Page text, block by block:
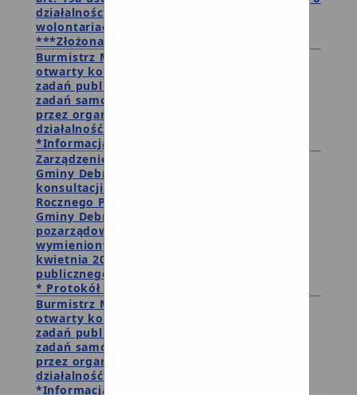
działalności pożytku publicznego i o
wolontariacie.
***Złożona oferta
Burmistrz Miasta i Gminy Debrzno
otwarty konkursu ofert na wykonywanie
zadań publicznych związanych z realizacją
zadań samorządu gminnego w 2017 roku
przez organizacje i podmioty prowadzące
działalność pożytku publicznego.
*Informacja o wynikach wyboru ofert
Zarządzenie i ogłoszenie Burmistrza Miasta i
Gminy Debrzno
konsultacji projektu uchwały w sprawie
Rocznego Programu Współpracy Miasta i
Gminy Debrzno na rok 2017 z organizacjami
pozarządowymi oraz podmiotami
wymienionymi w art.3 ust. 3 ustawy z 24
kwietnia 2003 roku o działalności pożytku
publicznego i o wolontariacie
* Protokół z przebiegu konsultacji
Burmistrz Miasta i Gminy Debrzno
otwarty konkursu ofert na wykonywanie
zadań publicznych związanych z realizacją
zadań samorządu gminnego w 2016 roku
przez organizacje i podmioty prowadzące
działalność pożytku publicznego.
*Informacja o wynikach konkursu.